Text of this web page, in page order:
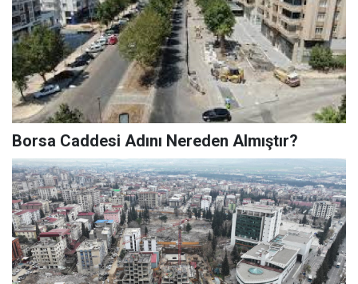
Borsa Caddesi Adını Nereden Almıştır?